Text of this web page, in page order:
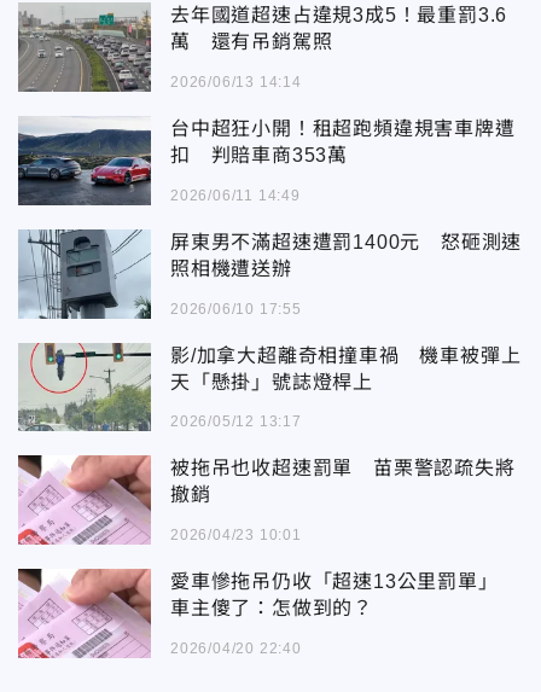
去年國道超速占違規3成5！最重罰3.6
萬 還有吊銷駕照
2026/06/13 14:14
台中超狂小開！租超跑頻違規害車牌遭
扣 判賠車商353萬
2026/06/11 14:49
屏東男不滿超速遭罰1400元 怒砸測速
照相機遭送辦
2026/06/10 17:55
影/加拿大超離奇相撞車禍 機車被彈上
天「懸掛」號誌燈桿上
2026/05/12 13:17
被拖吊也收超速罰單 苗栗警認疏失將
撤銷
2026/04/23 10:01
愛車慘拖吊仍收「超速13公里罰單」
車主傻了：怎做到的？
2026/04/20 22:40